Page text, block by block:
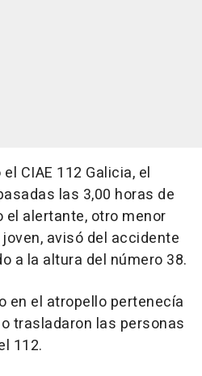
CIAE 112 Galicia, el
las 3,00 horas de
el alertante, otro menor
avisó del accidente
a la altura del número 38.
en el atropello pertenecía
trasladaron las personas
112.